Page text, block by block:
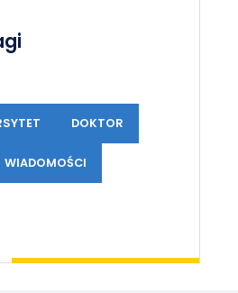
DOKTOR
WIADOMOŚCI